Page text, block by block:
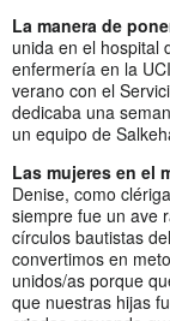
La manera de
unida en el hospital
enfermería en la
verano con el
dedicaba una
un equipo de
Las mujeres en el
Denise, como
siempre fue un ave
círculos bautistas
convertimos en
unidos/as porque
que nuestras hijas